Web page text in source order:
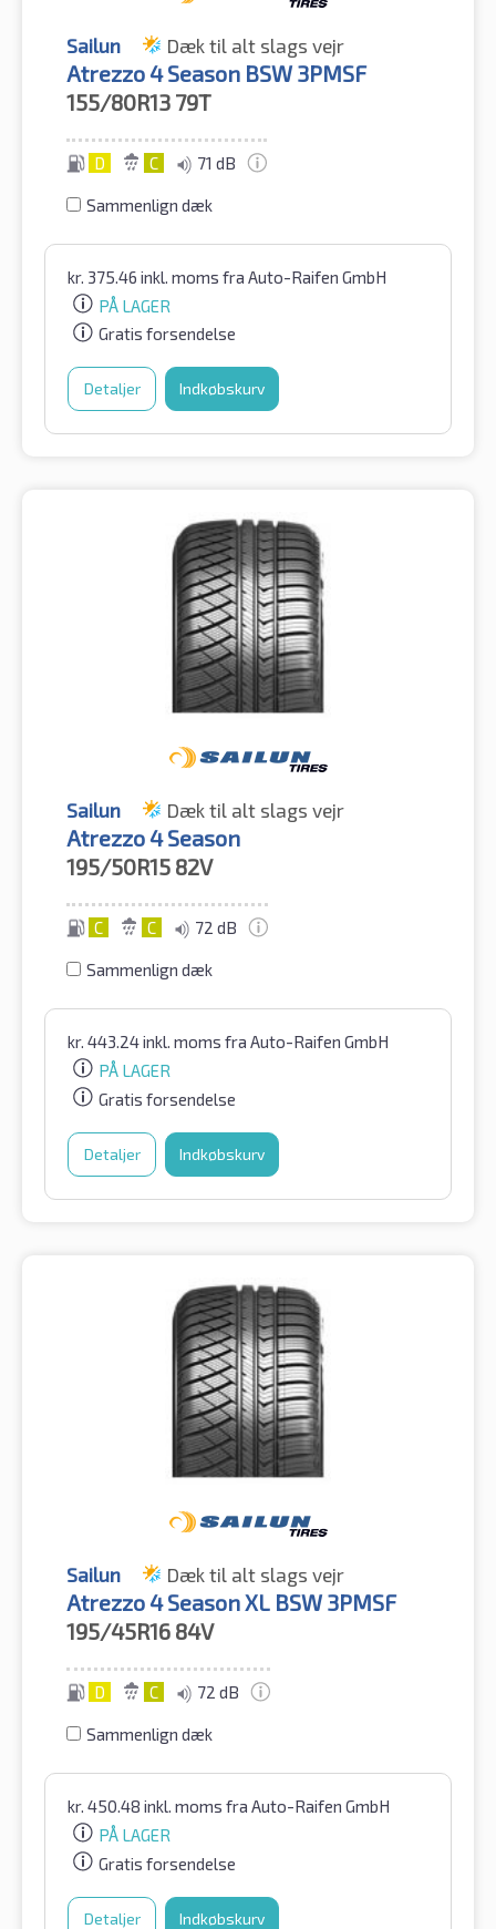
Sailun Dæk til alt slags vejr
Atrezzo 4 Season BSW 3PMSF
155/80R13 79T
D C 71 dB
Sammenlign dæk
kr. 375.46 inkl. moms fra Auto-Raifen GmbH
PÅ LAGER
Gratis forsendelse
Detaljer Indkøbskurv
Sailun Dæk til alt slags vejr
Atrezzo 4 Season
195/50R15 82V
C C 72 dB
Sammenlign dæk
kr. 443.24inkl. moms fra Auto-Raifen GmbH
PÅ LAGER
Gratis forsendelse
Detaljer Indkøbskurv
Sailun Dæk til alt slags vejr
Atrezzo 4 Season XL BSW 3PMSF
195/45R16 84V
D C 72 dB
Sammenlign dæk
kr. 450.48 inkl. moms fra Auto-Raifen GmbH
PÅ LAGER
Gratis forsendelse
Detaljer Indkøbskurv